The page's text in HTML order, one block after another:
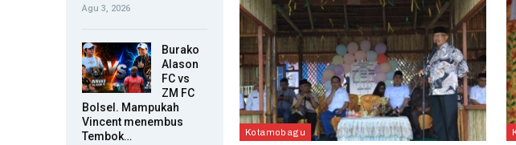
Kotamobagu
Agu 3, 2026
Burako
Alason
FC vs
ZM FC
Bolsel. Mampukah
Vincent menembus
Tembok…